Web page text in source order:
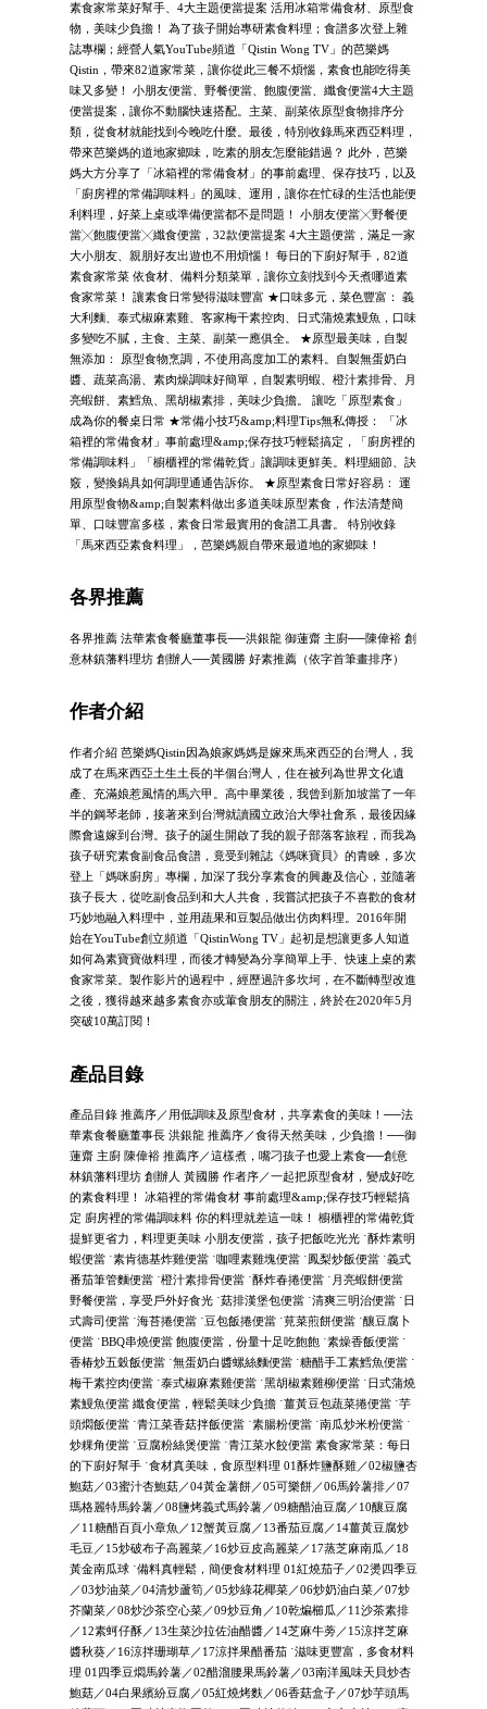
素食家常菜好幫手、4大主題便當提案 活用冰箱常備食材、原型食
物，美味少負擔！ 為了孩子開始專研素食料理；食譜多次登上雜
誌專欄；經營人氣YouTube頻道「Qistin Wong TV」的芭樂媽
Qistin，帶來82道家常菜，讓你從此三餐不煩惱，素食也能吃得美
味又多變！ 小朋友便當、野餐便當、飽腹便當、纖食便當4大主題
便當提案，讓你不動腦快速搭配。主菜、副菜依原型食物排序分
類，從食材就能找到今晚吃什麼。最後，特別收錄馬來西亞料理，
帶來芭樂媽的道地家鄉味，吃素的朋友怎麼能錯過？ 此外，芭樂
媽大方分享了「冰箱裡的常備食材」的事前處理、保存技巧，以及
「廚房裡的常備調味料」的風味、運用，讓你在忙碌的生活也能便
利料理，好菜上桌或準備便當都不是問題！ 小朋友便當╳野餐便
當╳飽腹便當╳纖食便當，32款便當提案 4大主題便當，滿足一家
大小朋友、親朋好友出遊也不用煩惱！ 每日的下廚好幫手，82道
素食家常菜 依食材、備料分類菜單，讓你立刻找到今天煮哪道素
食家常菜！ 讓素食日常變得滋味豐富 ★口味多元，菜色豐富： 義
大利麵、泰式椒麻素雞、客家梅干素控肉、日式蒲燒素鰻魚，口味
多變吃不膩，主食、主菜、副菜一應俱全。 ★原型最美味，自製
無添加： 原型食物烹調，不使用高度加工的素料。自製無蛋奶白
醬、蔬菜高湯、素肉燥調味好簡單，自製素明蝦、橙汁素排骨、月
亮蝦餅、素鱈魚、黑胡椒素排，美味少負擔。 讓吃「原型素食」
成為你的餐桌日常 ★常備小技巧&amp;料理Tips無私傳授： 「冰
箱裡的常備食材」事前處理&amp;保存技巧輕鬆搞定，「廚房裡的
常備調味料」「櫥櫃裡的常備乾貨」讓調味更鮮美。料理細節、訣
竅，變換鍋具如何調理通通告訴你。 ★原型素食日常好容易： 運
用原型食物&amp;自製素料做出多道美味原型素食，作法清楚簡
單、口味豐富多樣，素食日常最實用的食譜工具書。 特別收錄
「馬來西亞素食料理」，芭樂媽親自帶來最道地的家鄉味！
各界推薦
各界推薦 法華素食餐廳董事長──洪銀龍 御蓮齋 主廚──陳偉裕 創
意林鎮藩料理坊 創辦人──黃國勝 好素推薦（依字首筆畫排序）
作者介紹
作者介紹 芭樂媽Qistin因為娘家媽媽是嫁來馬來西亞的台灣人，我
成了在馬來西亞土生土長的半個台灣人，住在被列為世界文化遺
產、充滿娘惹風情的馬六甲。高中畢業後，我曾到新加坡當了一年
半的鋼琴老師，接著來到台灣就讀國立政治大學社會系，最後因緣
際會遠嫁到台灣。孩子的誕生開啟了我的親子部落客旅程，而我為
孩子研究素食副食品食譜，竟受到雜誌《媽咪寶貝》的青睞，多次
登上「媽咪廚房」專欄，加深了我分享素食的興趣及信心，並隨著
孩子長大，從吃副食品到和大人共食，我嘗試把孩子不喜歡的食材
巧妙地融入料理中，並用蔬果和豆製品做出仿肉料理。2016年開
始在YouTube創立頻道「QistinWong TV」起初是想讓更多人知道
如何為素寶寶做料理，而後才轉變為分享簡單上手、快速上桌的素
食家常菜。製作影片的過程中，經歷過許多坎坷，在不斷轉型改進
之後，獲得越來越多素食亦或葷食朋友的關注，終於在2020年5月
突破10萬訂閱！
產品目錄
產品目錄 推薦序／用低調味及原型食材，共享素食的美味！──法
華素食餐廳董事長 洪銀龍 推薦序／食得天然美味，少負擔！──御
蓮齋 主廚 陳偉裕 推薦序／這樣煮，嘴刁孩子也愛上素食──創意
林鎮藩料理坊 創辦人 黃國勝 作者序／一起把原型食材，變成好吃
的素食料理！ 冰箱裡的常備食材 事前處理&amp;保存技巧輕鬆搞
定 廚房裡的常備調味料 你的料理就差這一味！ 櫥櫃裡的常備乾貨
提鮮更省力，料理更美味 小朋友便當，孩子把飯吃光光 ˙酥炸素明
蝦便當 ˙素肯德基炸雞便當 ˙咖哩素雞塊便當 ˙鳳梨炒飯便當 ˙義式
番茄筆管麵便當 ˙橙汁素排骨便當 ˙酥炸春捲便當 ˙月亮蝦餅便當
野餐便當，享受戶外好食光 ˙菇排漢堡包便當 ˙清爽三明治便當 ˙日
式壽司便當 ˙海苔捲便當 ˙豆包飯捲便當 ˙莧菜煎餅便當 ˙釀豆腐卜
便當 ˙BBQ串燒便當 飽腹便當，份量十足吃飽飽 ˙素燥香飯便當 ˙
香椿炒五穀飯便當 ˙無蛋奶白醬螺絲麵便當 ˙糖醋手工素鱈魚便當 ˙
梅干素控肉便當 ˙泰式椒麻素雞便當 ˙黑胡椒素雞柳便當 ˙日式蒲燒
素鰻魚便當 纖食便當，輕鬆美味少負擔 ˙薑黃豆包蔬菜捲便當 ˙芋
頭燜飯便當 ˙青江菜香菇拌飯便當 ˙素腸粉便當 ˙南瓜炒米粉便當 ˙
炒粿角便當 ˙豆腐粉絲煲便當 ˙青江菜水餃便當 素食家常菜：每日
的下廚好幫手 ˙食材真美味，食原型料理 01酥炸鹽酥雞／02椒鹽杏
鮑菇／03蜜汁杏鮑菇／04黃金薯餅／05可樂餅／06馬鈴薯排／07
瑪格麗特馬鈴薯／08鹽烤義式馬鈴薯／09糖醋油豆腐／10釀豆腐
／11糖醋百頁小章魚／12蟹黃豆腐／13番茄豆腐／14薑黃豆腐炒
毛豆／15炒破布子高麗菜／16炒豆皮高麗菜／17蒸芝麻南瓜／18
黃金南瓜球 ˙備料真輕鬆，簡便食材料理 01紅燒茄子／02燙四季豆
／03炒油菜／04清炒蘆筍／05炒綠花椰菜／06炒奶油白菜／07炒
芥蘭菜／08炒沙茶空心菜／09炒豆角／10乾煸櫛瓜／11沙茶素排
／12素蚵仔酥／13生菜沙拉佐油醋醬／14芝麻牛蒡／15涼拌芝麻
醬秋葵／16涼拌珊瑚草／17涼拌果醋番茄 ˙滋味更豐富，多食材料
理 01四季豆燜馬鈴薯／02醋溜腰果馬鈴薯／03南洋風味天貝炒杏
鮑菇／04白果繽紛豆腐／05紅燒烤麩／06香菇盒子／07炒芋頭馬